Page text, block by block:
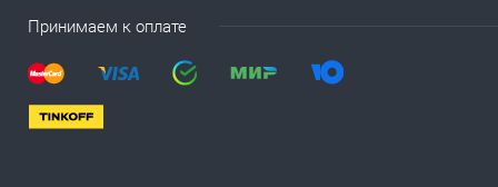
Принимаем к оплате